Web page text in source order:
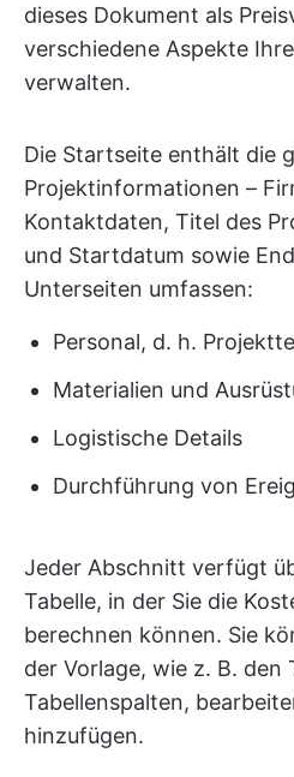
dieses Dokument als
verschiedene Aspekte
verwalten.
Die Startseite enthält die
Projektinformationen –
Kontaktdaten, Titel des
und Startdatum sowie
Unterseiten umfassen:
Personal, d. h.
Materialien und
Logistische Details
Durchführung von
Jeder Abschnitt verfügt
Tabelle, in der Sie die
berechnen können. Sie
der Vorlage, wie z. B. den
Tabellenspalten,
hinzufügen.